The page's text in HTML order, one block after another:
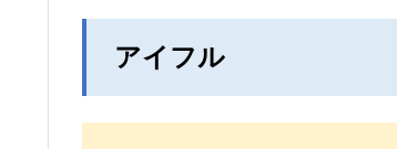
アイフル